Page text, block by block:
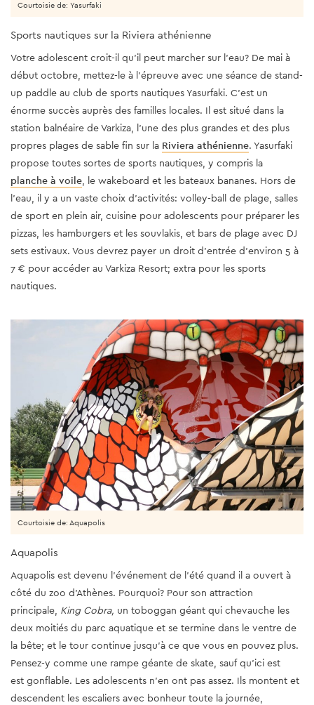
Sports nautiques sur la Riviera athénienne
Votre adolescent croit-il qu’il peut marcher sur l’eau? De mai à
début octobre, mettez-le à l'épreuve avec une séance de stand-
up paddle au club de sports nautiques Yasurfaki. C’est un
énorme succès auprès des familles locales. Il est situé dans la
station balnéaire de Varkiza, l’une des plus grandes et des plus
propres plages de sable fin sur la Riviera athénienne. Yasurfaki
propose toutes sortes de sports nautiques, y compris la
planche à voile, le wakeboard et les bateaux bananes. Hors de
l’eau, il y a un vaste choix d'activités: volley-ball de plage, salles
de sport en plein air, cuisine pour adolescents pour préparer les
pizzas, les hamburgers et les souvlakis, et bars de plage avec DJ
sets estivaux. Vous devrez payer un droit d'entrée d'environ 5 à
7 € pour accéder au Varkiza Resort; extra pour les sports
nautiques.
Courtoisie de: Yasurfaki
Courtoisie de: Aquapolis
Aquapolis
Aquapolis est devenu l'événement de l'été quand il a ouvert à
côté du zoo d'Athènes. Pourquoi? Pour son attraction
principale, King Cobra, un toboggan géant qui chevauche les
deux moitiés du parc aquatique et se termine dans le ventre de
la bête; et le tour continue jusqu'à ce que vous en pouvez plus.
Pensez-y comme une rampe géante de skate, sauf qu'ici est
est gonflable. Les adolescents n’en ont pas assez. Ils montent et
descendent les escaliers avec bonheur toute la journée,